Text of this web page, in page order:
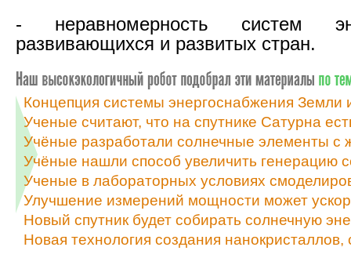
- неравномерность систем
развивающихся и развитых стран.
Концепция системы энергоснабжения Земли
Ученые считают, что на спутнике Сатурна
Учёные разработали солнечные элементы с
Учёные нашли способ увеличить генерацию
Ученые в лабораторных условиях
Улучшение измерений мощности может
Новый спутник будет собирать солнечную
Новая технология создания